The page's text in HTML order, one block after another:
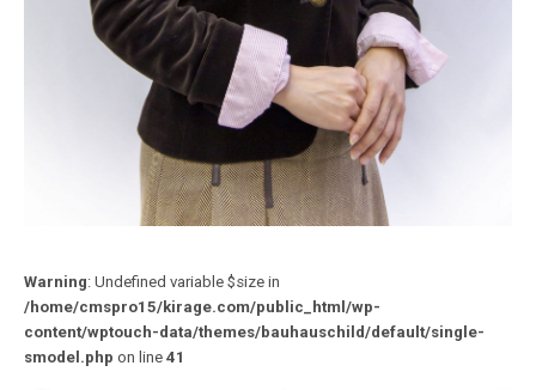
Warning: Undefined variable $size in
/home/cmspro15/kirage.com/public_html/wp-
content/wptouch-data/themes/bauhauschild/default/single-
smodel.php on line 41